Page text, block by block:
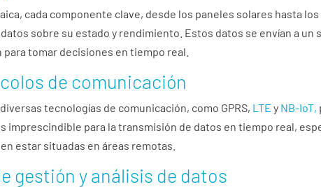
cada componente clave, desde los paneles solares hasta
sobre su estado y rendimiento. Estos datos se envían a un
para tomar decisiones en tiempo real.
de comunicación
tecnologías de comunicación, como GPRS, LTE y NB-IoT,
imprescindible para la transmisión de datos en tiempo real,
estar situadas en áreas remotas.
gestión y análisis de datos